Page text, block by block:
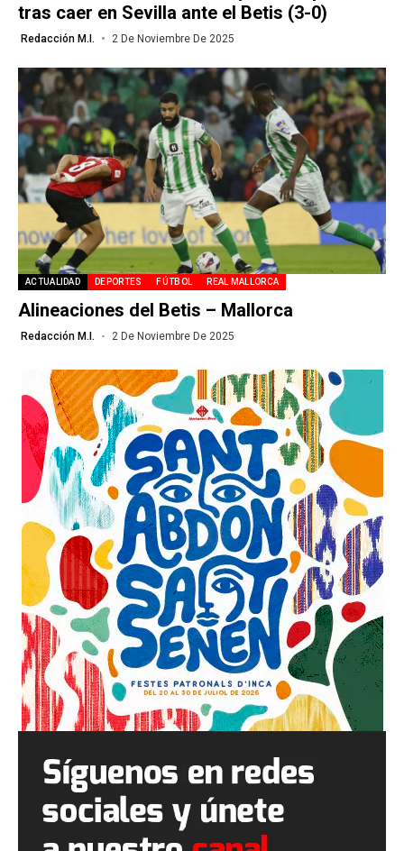
tras caer en Sevilla ante el Betis (3-0)
Redacción M.I. 2 De Noviembre De 2025
ACTUALIDAD DEPORTES FÚTBOL REAL MALLORCA
Alineaciones del Betis – Mallorca
Redacción M.I. 2 De Noviembre De 2025